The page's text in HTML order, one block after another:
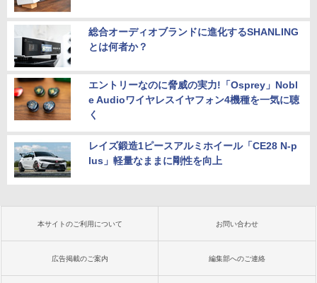
総合オーディオブランドに進化するSHANLING
とは何者か？
エントリーなのに脅威の実力!「Osprey」Nobl
e Audioワイヤレスイヤフォン4機種を一気に聴
く
レイズ鍛造1ピースアルミホイール「CE28 N-p
lus」軽量なままに剛性を向上
本サイトのご利用について お問い合わせ
広告掲載のご案内 編集部へのご連絡